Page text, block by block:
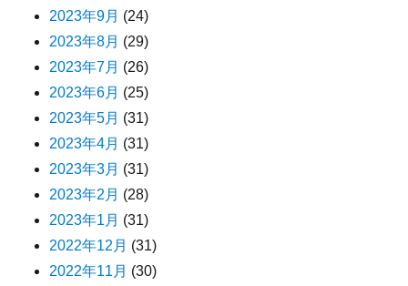
2023年9月 (24)
2023年8月 (29)
2023年7月 (26)
2023年6月 (25)
2023年5月 (31)
2023年4月 (31)
2023年3月 (31)
2023年2月 (28)
2023年1月 (31)
2022年12月 (31)
2022年11月 (30)